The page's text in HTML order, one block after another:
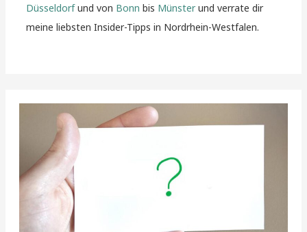
Düsseldorfund von Bonn bis Münsterund verrate dir
meine liebsten Insider-Tipps in Nordrhein-Westfalen.